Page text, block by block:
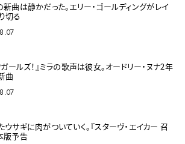
曲は静かだった。エリー・ゴールディングがレイ
切る
ールズ！』ミラの歌声は彼女。オードリー・ヌナ2年
曲
ウサギに肉がついていく。『スターヴ・エイカー 召
版予告